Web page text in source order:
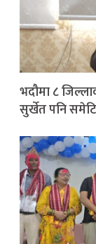
भदौमा ८
सुर्खेत पनि